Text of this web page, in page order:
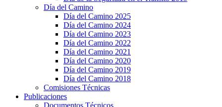
Día del Camino
Día del Camino 2025
Día del Camino 2024
Día del Camino 2023
Día del Camino 2022
Día del Camino 2021
Día del Camino 2020
Día del Camino 2019
Día del Camino 2018
Comisiones Técnicas
Publicaciones
Documentos Técnicos